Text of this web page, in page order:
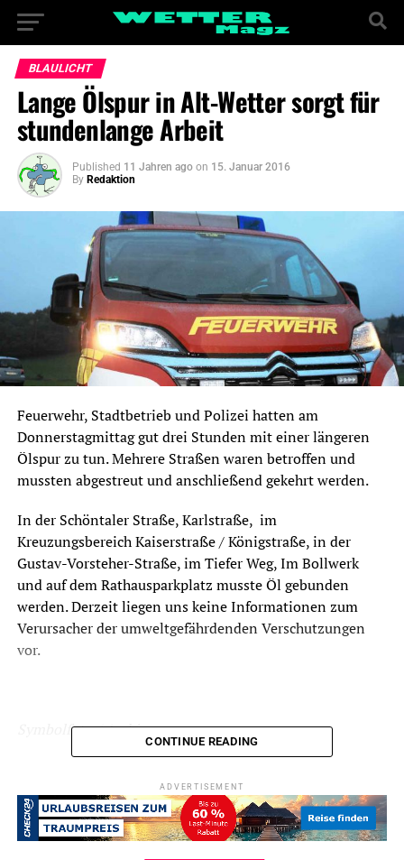
BLAULICHT
Lange Ölspur in Alt-Wetter sorgt für
stundenlange Arbeit
Published 11 Jahren ago on 15. Januar 2016
By Redaktion
Feuerwehr, Stadtbetrieb und Polizei hatten am
Donnerstagmittag gut drei Stunden mit einer längeren
Ölspur zu tun. Mehrere Straßen waren betroffen und
mussten abgestreut und anschließend gekehrt werden.
In der Schöntaler Straße, Karlstraße, im
Kreuzungsbereich Kaiserstraße / Königstraße, in der
Gustav-Vorsteher-Straße, im Tiefer Weg, Im Bollwerk
und auf dem Rathausparkplatz musste Öl gebunden
werden. Derzeit liegen uns keine Informationen zum
Verursacher der umweltgefährdenden Verschutzungen
vor.
Symbolfoto / Archiv
ADVERTISEMENT
CONTINUE READING
ADVERTISEMENT